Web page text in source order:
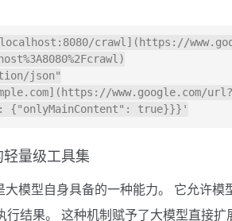
crawl](https://
json"
www.google.com/
量级工具集
模型自身具备的一种能力。 它允许
结果。 这种机制赋予了大模型直接扩